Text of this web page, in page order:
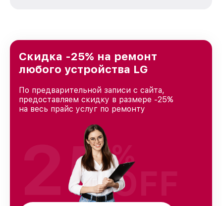
Краснодаре, постоянно повышая уровень
доверия и лояльности наших клиентов.
Скидка -25% на ремонт
любого устройства LG
По предварительной записи с сайта,
предоставляем скидку в размере -25%
на весь прайс услуг по ремонту
25%
OFF